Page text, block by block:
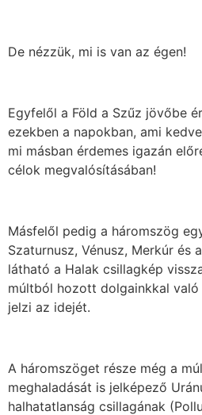
De nézzük, mi is van az égen!
Egyfelől a Föld a Szűz jövőbe
ezekben a napokban, ami
mi másban érdemes igazán
célok megvalósításában!
Másfelől pedig a háromszög
Szaturnusz, Vénusz, Merkúr és
látható a Halak csillagkép
múltból hozott dolgainkkal
jelzi az idejét.
A háromszöget része még a
meghaladását is jelképező
halhatatlanság csillagának